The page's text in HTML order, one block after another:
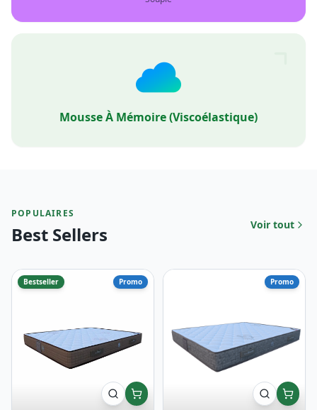
Mousse À Mémoire (viscoélastique)
POPULAIRES
Best Sellers Voir tout
Bestseller Promo Promo